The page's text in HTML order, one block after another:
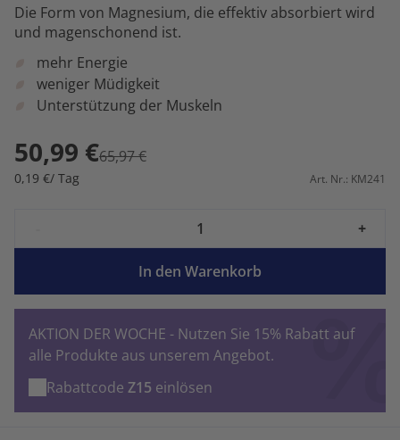
Die Form von Magnesium, die effektiv absorbiert wird
und magenschonend ist.
mehr Energie
weniger Müdigkeit
Unterstützung der Muskeln
50,99 €65,97 €
0,19 €/ Tag Art. Nr.: KM241
+
In den Warenkorb
AKTION DER WOCHE - Nutzen Sie 15% Rabatt auf
alle Produkte aus unserem Angebot.
Rabattcode Z15 einlösen